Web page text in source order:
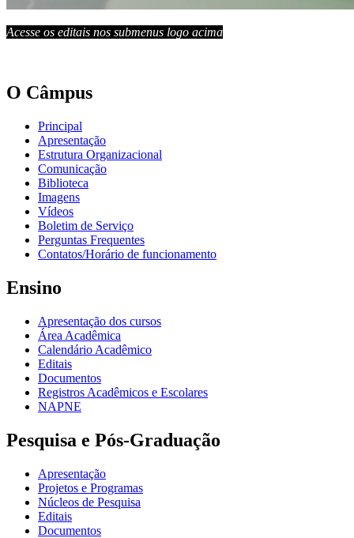
Acesse os editais nos submenus logo acima
O Câmpus
Principal
Apresentação
Estrutura Organizacional
Comunicação
Biblioteca
Imagens
Vídeos
Boletim de Serviço
Perguntas Frequentes
Contatos/Horário de funcionamento
Ensino
Apresentação dos cursos
Área Acadêmica
Calendário Acadêmico
Editais
Documentos
Registros Acadêmicos e Escolares
NAPNE
Pesquisa e Pós-Graduação
Apresentação
Projetos e Programas
Núcleos de Pesquisa
Editais
Documentos